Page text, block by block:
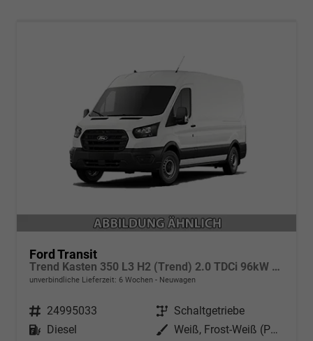
Ford Transit
Trend Kasten 350 L3 H2 (Trend) 2.0 TDCi 96kW (131 PS) 6-Gang Schaltgetriebe
unverbindliche Lieferzeit: 6 Wochen Neuwagen
Fahrzeugnr. 24995033 Getriebe Schaltgetriebe
Kraftstoff
Diesel Außenfarbe
Weiß, Frost-Weiß (PN3GZ0)